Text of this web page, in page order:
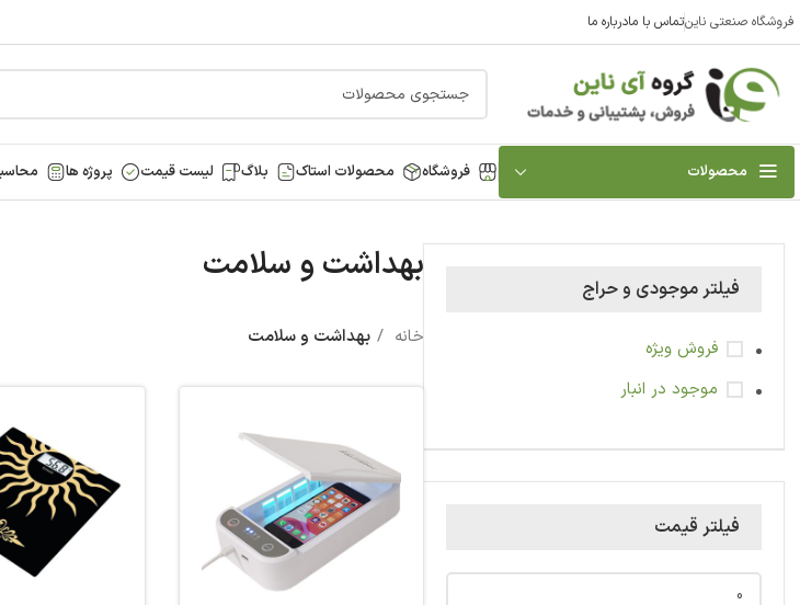
فروشگاه صنعتی ناینتماس با مادرباره ما
محصولات فروشگاه محصولات استاک بلاگ لیست قیمت پروژه ها
فیلتر موجودی و حراج
فروش ویژه
موجود در انبار
فیلتر قیمت
بهداشت و سلامت
خانه بهداشت و سلامت